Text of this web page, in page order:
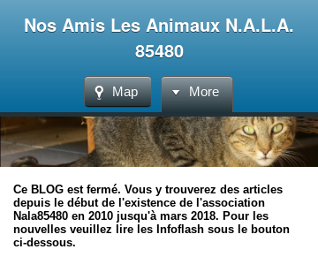
Nos Amis Les Animaux N.A.L.A.
85480
Map More
Ce BLOG est fermé. Vous y trouverez des articles
depuis le début de l'existence de l'association
Nala85480 en 2010 jusqu'à mars 2018. Pour les
nouvelles veuillez lire les Infoflash sous le bouton
ci-dessous.